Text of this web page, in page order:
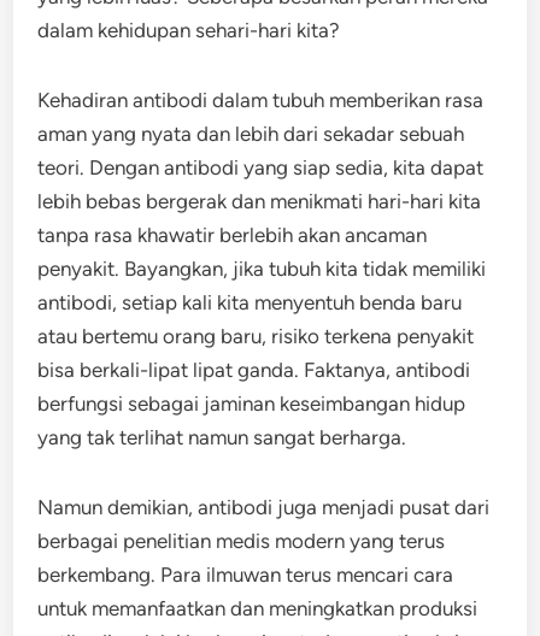
dalam kehidupan sehari-hari kita?
Kehadiran antibodi dalam tubuh memberikan rasa
aman yang nyata dan lebih dari sekadar sebuah
teori. Dengan antibodi yang siap sedia, kita dapat
lebih bebas bergerak dan menikmati hari-hari kita
tanpa rasa khawatir berlebih akan ancaman
penyakit. Bayangkan, jika tubuh kita tidak memiliki
antibodi, setiap kali kita menyentuh benda baru
atau bertemu orang baru, risiko terkena penyakit
bisa berkali-lipat lipat ganda. Faktanya, antibodi
berfungsi sebagai jaminan keseimbangan hidup
yang tak terlihat namun sangat berharga.
Namun demikian, antibodi juga menjadi pusat dari
berbagai penelitian medis modern yang terus
berkembang. Para ilmuwan terus mencari cara
untuk memanfaatkan dan meningkatkan produksi